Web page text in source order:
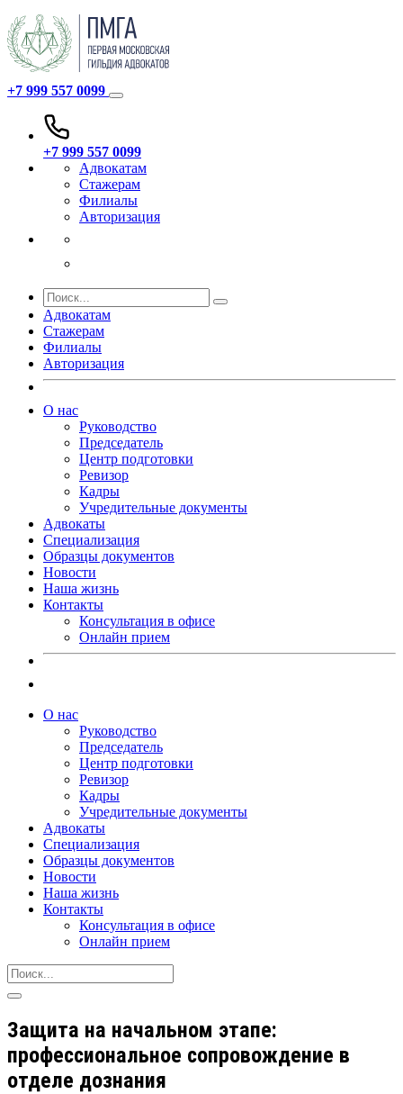
+7 999 557 0099
+7 999 557 0099
Адвокатам
Стажерам
Филиалы
Авторизация
Адвокатам
Стажерам
Филиалы
Авторизация
О нас
Руководство
Председатель
Центр подготовки
Ревизор
Кадры
Учредительные документы
Адвокаты
Специализация
Образцы документов
Новости
Наша жизнь
Контакты
Консультация в офисе
Онлайн прием
О нас
Руководство
Председатель
Центр подготовки
Ревизор
Кадры
Учредительные документы
Адвокаты
Специализация
Образцы документов
Новости
Наша жизнь
Контакты
Консультация в офисе
Онлайн прием
Защита на начальном этапе:
профессиональное сопровождение в
отделе дознания